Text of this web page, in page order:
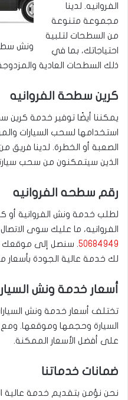
ونش
الفروانيه. لدينا
مجموعة متنوعة
من السطحات لتلبية
احتياجاتك، بما في
ذلك السطحات العادية
كرين سطحة الفروانيه
يمكننا أيضًا توفير خدمة كرين
استخدامها لسحب السيارات
الصعبة أو الخطرة. لدينا فريق
الذين سيتمكنون من سحب سيارتك
رقم سطحه الفروانيه
لطلب خدمة ونش الفروانية أو
الفروانيه، ما عليك سوى
50684949. سنصل إلى
لك خدمة عالية الجودة بأسعار
أسعار خدمة ونش
تختلف أسعار خدمة ونش
السيارة وحجمها وموقعها.
على أفضل الأسعار الممكنة.
ضمانات خدماتنا
نحن نؤمن بتقديم خدمة عالية